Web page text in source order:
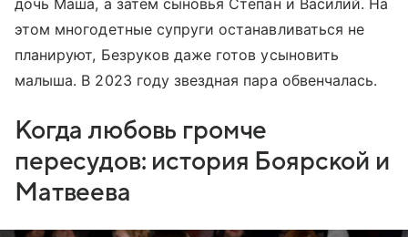
дочь Маша, а затем сыновья Степан и Василий. На
этом многодетные супруги останавливаться не
планируют, Безруков даже готов усыновить
малыша. В 2023 году звездная пара обвенчалась.
Когда любовь громче
пересудов: история Боярской и
Матвеева